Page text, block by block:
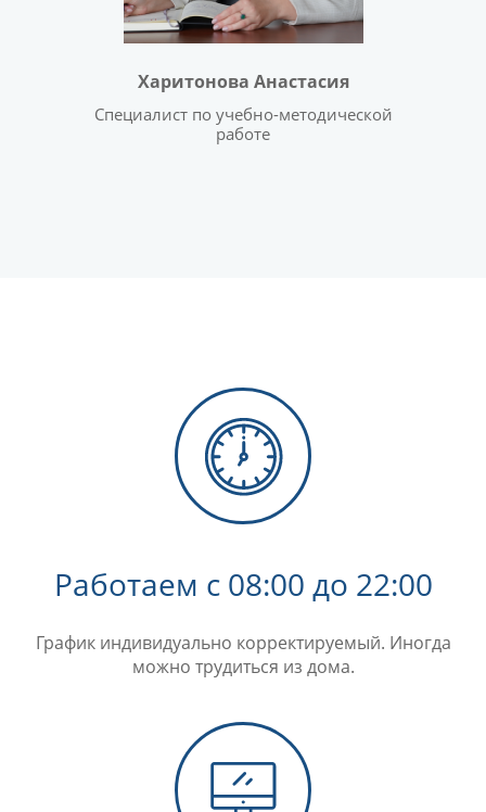
Харитонова Анастасия
Специалист по учебно-методической
работе
Работаем с 08:00 до 22:00
График индивидуально корректируемый. Иногда
можно трудиться из дома.